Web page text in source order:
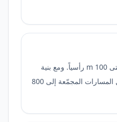
قياسياً 10-500 m أفقياً، وحتى 100 m رأسياً. ومع بنية
الطور الكثيف يمكن أن تصل المسارات المجمّعة إلى 800